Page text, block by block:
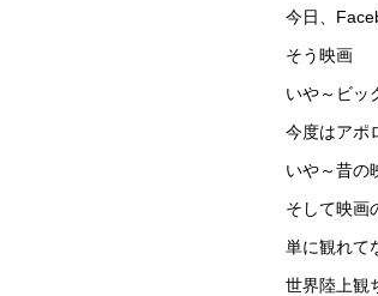
今日、
そう映画
いや～ビッ
今度はアポ
いや～昔の
そして映画
単に観れて
世界陸上観